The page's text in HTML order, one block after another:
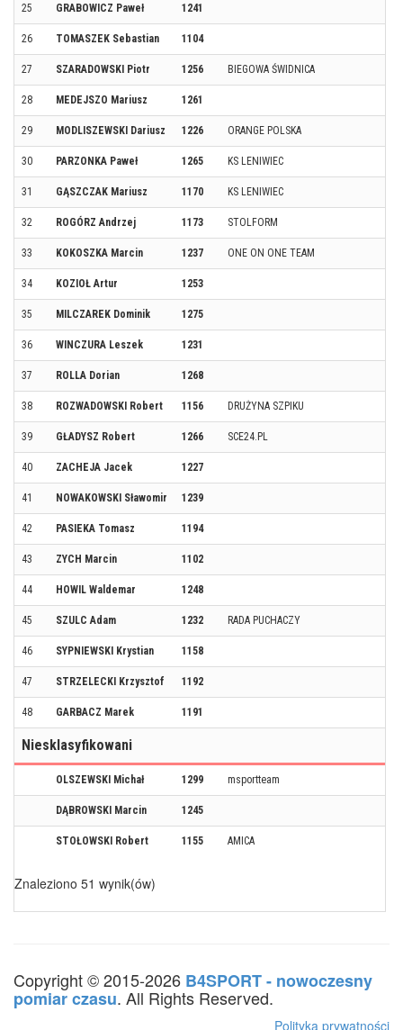
25 GRABOWICZ Paweł 1241
26 TOMASZEK Sebastian 1104
27 SZARADOWSKI Piotr 1256 BIEGOWA ŚWIDNICA
28 MEDEJSZO Mariusz 1261
29 MODLISZEWSKI Dariusz 1226 ORANGE POLSKA
30 PARZONKA Paweł 1265 KS LENIWIEC
31 GĄSZCZAK Mariusz 1170 KS LENIWIEC
32 ROGÓRZ Andrzej 1173 STOLFORM
33 KOKOSZKA Marcin 1237 ONE ON ONE TEAM
34 KOZIOŁ Artur 1253
35 MILCZAREK Dominik 1275
36 WINCZURA Leszek 1231
37 ROLLA Dorian 1268
38 ROZWADOWSKI Robert 1156 DRUŻYNA SZPIKU
39 GŁADYSZ Robert 1266 SCE24.PL
40 ZACHEJA Jacek 1227
41 NOWAKOWSKI Sławomir 1239
42 PASIEKA Tomasz 1194
43 ZYCH Marcin 1102
44 HOWIL Waldemar 1248
45 SZULC Adam 1232 RADA PUCHACZY
46 SYPNIEWSKI Krystian 1158
47 STRZELECKI Krzysztof 1192
48 GARBACZ Marek 1191
Niesklasyfikowani
OLSZEWSKI Michał 1299 msportteam
DĄBROWSKI Marcin 1245
STOŁOWSKI Robert 1155 AMICA
Znaleziono 51 wynik(ów)
Copyright © 2015-2026 B4SPORT - nowoczesny
pomiar czasu. All Rights Reserved.
Polityka prywatności